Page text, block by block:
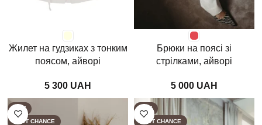
Жилет на гудзиках з тонким
поясом, айворі
UAH
Брюки на поясі зі
стрілками, айворі
UAH
HOT
LAST CHANCE
HOT
LAST CHANCE